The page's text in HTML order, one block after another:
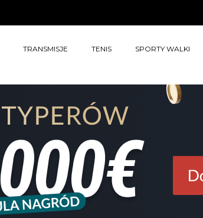
TRANSMISJE TENIS SPORTY WALKI